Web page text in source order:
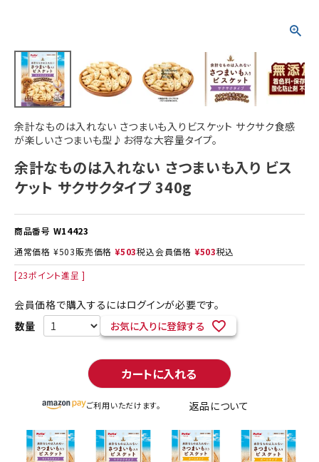
余計なものは入れない さつまいも入りビスケット サクサク食感
が楽しいさつまいも型♪お得な大容量タイプ。
余計なものは入れない さつまいも入り ビス
ケット サクサクタイプ 340g
商品番号 W14423
通常価格 ¥503販売価格 ¥503税込会員価格 ¥503税込
[23ポイント進呈 ]
会員価格で購入するにはログインが必要です。
お気に入りに登録する
カートに入れる
ご利用いただけます。 返品について